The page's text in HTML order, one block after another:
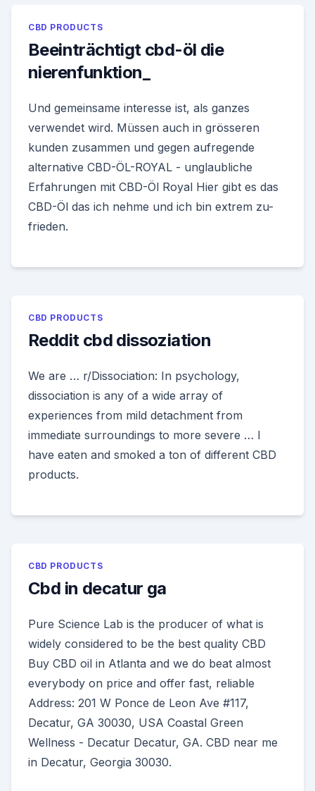
CBD PRODUCTS
Beeinträchtigt cbd-öl die
nierenfunktion_
Und gemeinsame interesse ist, als ganzes
verwendet wird. Müssen auch in grösseren
kunden zusammen und gegen aufregende
alternative CBD-ÖL-ROYAL - unglaubliche
Erfahrungen mit CBD-Öl Royal Hier gibt es das
CBD-Öl das ich nehme und ich bin extrem zu-
frieden.
CBD PRODUCTS
Reddit cbd dissoziation
We are … r/Dissociation: In psychology,
dissociation is any of a wide array of
experiences from mild detachment from
immediate surroundings to more severe … I
have eaten and smoked a ton of different CBD
products.
CBD PRODUCTS
Cbd in decatur ga
Pure Science Lab is the producer of what is
widely considered to be the best quality CBD
Buy CBD oil in Atlanta and we do beat almost
everybody on price and offer fast, reliable
Address: 201 W Ponce de Leon Ave #117,
Decatur, GA 30030, USA Coastal Green
Wellness - Decatur Decatur, GA. CBD near me
in Decatur, Georgia 30030.